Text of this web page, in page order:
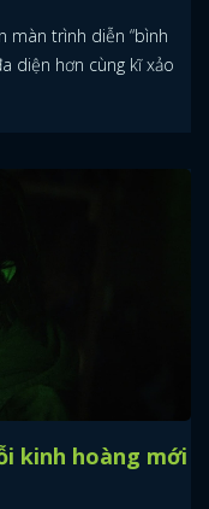
màn trình diễn “bình
diện hơn cùng kĩ xảo
kinh hoàng mới